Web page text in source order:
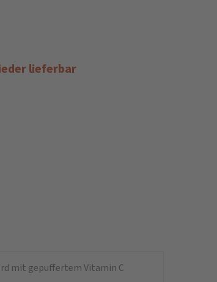
lieferbar
mit gepuffertem Vitamin C